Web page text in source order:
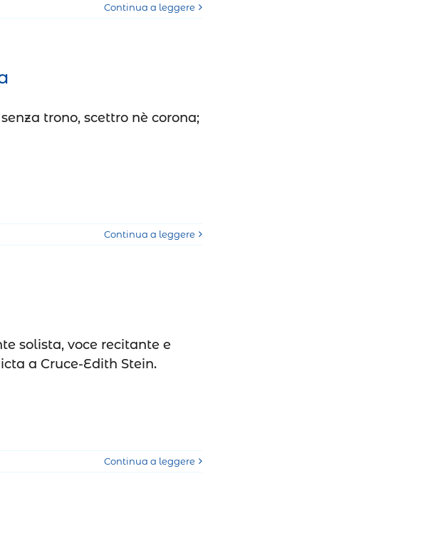
Continua a leggere
trono, scettro nè corona;
Continua a leggere
solista, voce recitante e
a Cruce-Edith Stein.
Continua a leggere